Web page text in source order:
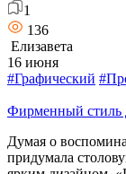
1
136
Елизавета
16 июня
#Графический
Фирменный стиль
Думая о
придумала